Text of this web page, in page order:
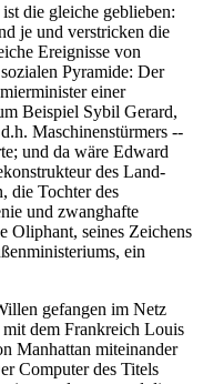
die gleiche geblieben:
je und verstricken die
Ereignisse von
Pyramide: Der
einer
Beispiel Sybil Gerard,
Maschinenstürmers --
und da wäre Edward
des Land-
die Tochter des
und zwanghafte
Oliphant, seines Zeichens
ein
gefangen im Netz
dem Frankreich Louis
Manhattan miteinander
Computer des Titels